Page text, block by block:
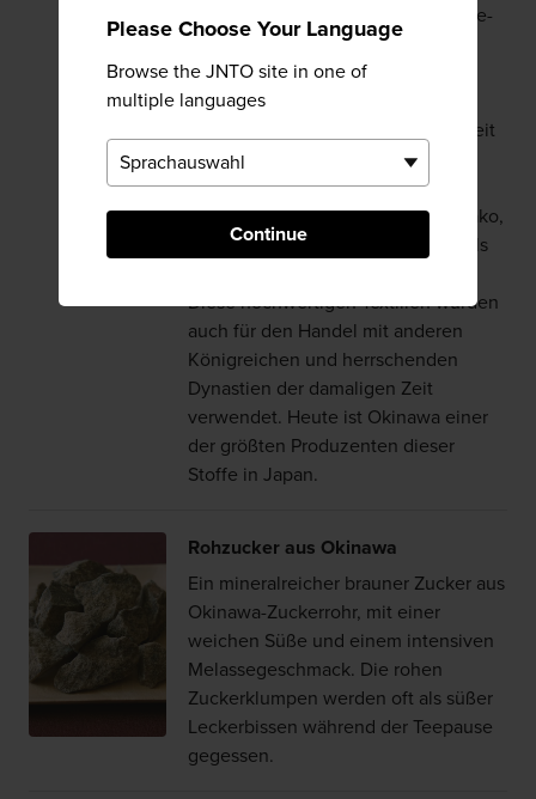
Please Choose Your Language
Browse the JNTO site in one of
multiple languages
Continue
Yaeyama-Inseln werden Jofu-Ramie-
Stoffe mit Ikat-Mustern hergestellt,
während auf der Insel Kumejima
Kumejima-Tsumugi-Seidenstoffe
produziert werden. Während der Zeit
des Ryukyu-Königreichs (15. bis 19.
Jahrhundert) zahlten die
abgelegenen Inseln, darunter Miyako,
Yaeyama und Kume, "Tributstoff" als
Diese hochwertigen Textilien wurden
auch für den Handel mit anderen
Königreichen und herrschenden
Dynastien der damaligen Zeit
verwendet. Heute ist Okinawa einer
der größten Produzenten dieser
Stoffe in Japan.
Rohzucker aus Okinawa
Ein mineralreicher brauner Zucker aus
Okinawa-Zuckerrohr, mit einer
weichen Süße und einem intensiven
Melassegeschmack. Die rohen
Zuckerklumpen werden oft als süßer
Leckerbissen während der Teepause
gegessen.